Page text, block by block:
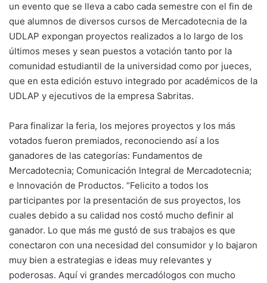
un evento que se lleva a cabo cada semestre con el fin de
que alumnos de diversos cursos de Mercadotecnia de la
UDLAP expongan proyectos realizados a lo largo de los
últimos meses y sean puestos a votación tanto por la
comunidad estudiantil de la universidad como por jueces,
que en esta edición estuvo integrado por académicos de la
UDLAP y ejecutivos de la empresa Sabritas.
Para finalizar la feria, los mejores proyectos y los más
votados fueron premiados, reconociendo así a los
ganadores de las categorías: Fundamentos de
Mercadotecnia; Comunicación Integral de Mercadotecnia;
e Innovación de Productos. “Felicito a todos los
participantes por la presentación de sus proyectos, los
cuales debido a su calidad nos costó mucho definir al
ganador. Lo que más me gustó de sus trabajos es que
conectaron con una necesidad del consumidor y lo bajaron
muy bien a estrategias e ideas muy relevantes y
poderosas. Aquí vi grandes mercadólogos con mucho